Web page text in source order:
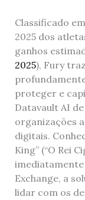
Classificado
2025 dos
ganhos
2025), Fury
proteger e
Datavault AI
organizações
digitais.
King” (“O Rei
Exchange, a
lidar com os